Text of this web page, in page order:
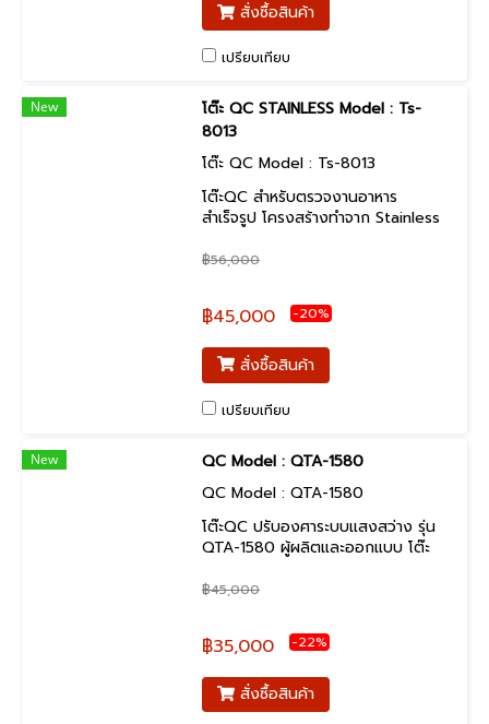
สั่งซื้อสินค้า
เปรียบเทียบ
New
โต๊ะ QC STAINLESS Model : Ts-
8013
โต๊ะ QC Model : Ts-8013
โต๊ะQC สำหรับตรวจงานอาหาร
สำเร็จรูป โครงสร้างทำจาก Stainless
฿56,000
฿45,000 -20%
สั่งซื้อสินค้า
เปรียบเทียบ
New
QC Model : QTA-1580
QC Model : QTA-1580
โต๊ะQC ปรับองศาระบบแสงสว่าง รุ่น
QTA-1580 ผู้ผลิตและออกแบบ โต๊ะ
0813544818
฿45,000
฿35,000 -22%
สั่งซื้อสินค้า